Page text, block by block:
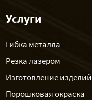
Услуги
Гибка металла
Резка лазером
Изготовление изделий
Порошковая окраска